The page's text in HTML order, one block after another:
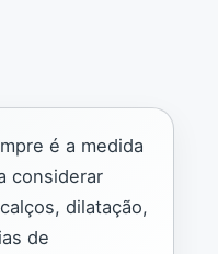
é a medida
considerar
dilatação,
de